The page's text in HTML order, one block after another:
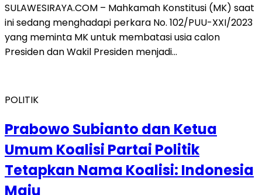
SULAWESIRAYA.COM – Mahkamah Konstitusi (MK) saat
ini sedang menghadapi perkara No. 102/PUU-XXI/2023
yang meminta MK untuk membatasi usia calon
Presiden dan Wakil Presiden menjadi…
POLITIK
Prabowo Subianto dan Ketua
Umum Koalisi Partai Politik
Tetapkan Nama Koalisi: Indonesia
Maju